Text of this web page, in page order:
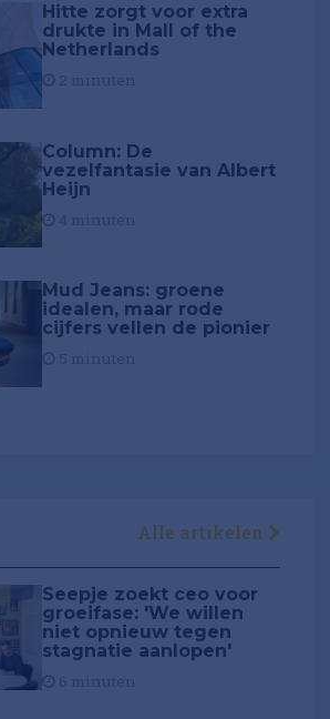
Hitte zorgt voor extra
drukte in Mall of the
Netherlands
Column: De
vezelfantasie van Albert
Heijn
Mud Jeans: groene
idealen, maar rode
cijfers vellen de pionier
Alle artikelen
Seepje zoekt ceo voor
groeifase: 'We willen
niet opnieuw tegen
stagnatie aanlopen'